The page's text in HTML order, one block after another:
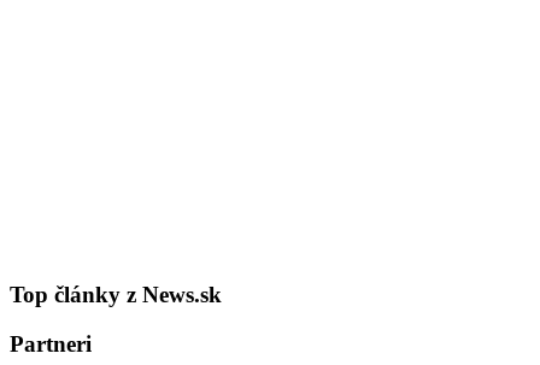
Top články z News.sk
Partneri